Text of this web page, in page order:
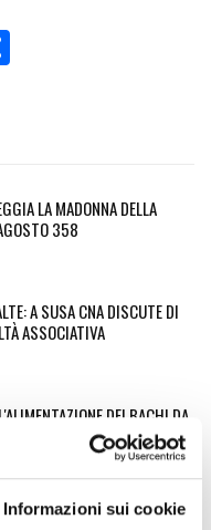
Informazioni sui cookie
LA MADONNA DELLA
358
A SUSA CNA DISCUTE DI
ASSOCIATIVA
DEI BACHI DA
GUSTOSE MORE
STORIA LUNGA OLTRE